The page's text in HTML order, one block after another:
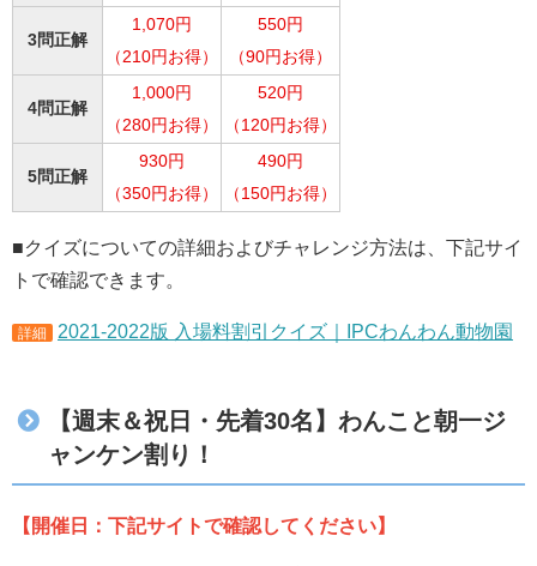
3問正解
1,070円
（210円お得）
550円
（90円お得）
4問正解
1,000円
（280円お得）
520円
（120円お得）
5問正解
930円
（350円お得）
490円
（150円お得）
■クイズについての詳細およびチャレンジ方法は、下記サイ
トで確認できます。
詳細 2021-2022版 入場料割引クイズ｜IPCわんわん動物園
【週末＆祝日・先着30名】わんこと朝一ジ
ャンケン割り！
【開催日：下記サイトで確認してください】